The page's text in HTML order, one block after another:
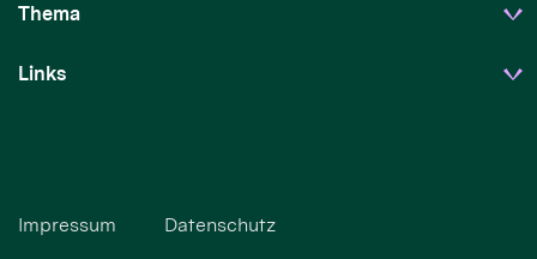
Thema
Links
Impressum Datenschutz